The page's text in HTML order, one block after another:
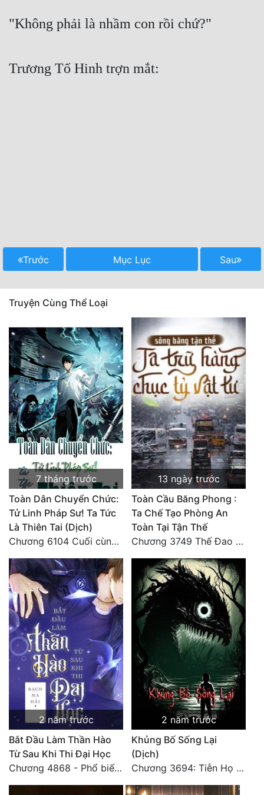
"Không phải là nhầm con rồi chứ?"
Trương Tố Hinh trợn mắt:
Trước Mục Lục Sau
Truyện Cùng Thể Loại
7 tháng trước
Toàn Dân Chuyển Chức:
Tử Linh Pháp Sư! Ta Tức
Là Thiên Tai (Dịch)
Chương 6104 Cuối cùng (HẾT)
13 ngày trước
Toàn Cầu Băng Phong :
Ta Chế Tạo Phòng An
Toàn Tại Tận Thế
Chương 3749 Thế Đao xuất kích
2 năm trước
Bắt Đầu Làm Thần Hào
Từ Sau Khi Thi Đại Học
Chương 4868 - Phổ biến Hạ Quốc tệ!
2 năm trước
Khủng Bố Sống Lại
(Dịch)
Chương 3694: Tiễn Họ Đoạn Đường Cuối - Hoàn